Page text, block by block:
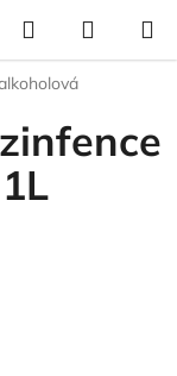
Hledat
KOŠÍK